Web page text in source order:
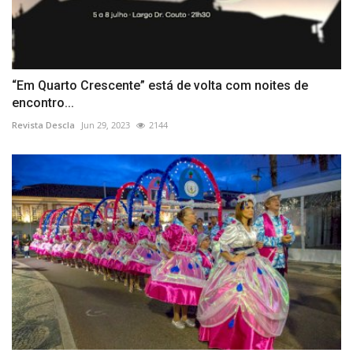
“Em Quarto Crescente” está de volta com noites de
encontro...
Revista Descla Jun 29, 2023 2144